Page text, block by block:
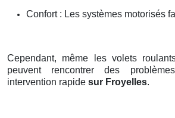
Confort : Les systèmes motorisés
Cependant, même les volets
peuvent rencontrer des
intervention rapide sur Froyelles.